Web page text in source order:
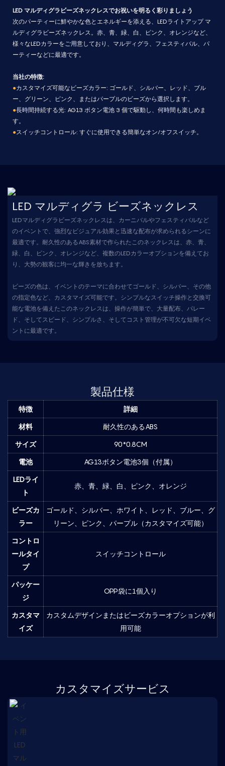
LED マルディグラビーズネックレスでお祝いを明るく彩りましょう
次のパーティーに鮮やかな色とエネルギーを添える、LEDライトアップ マ
ルディグラビーズネックレス。赤、青、緑、白、ピンク、オレンジなど、
様々なLEDカラーをご用意しており、マルディグラ、フェスティバル、パ
ーティーなどに最適です。
当社の特徴:
●カスタマイズ可能なビーズカラー: ゴールド、シルバー、レッド、ブル
ー、グリーン、ピンク、またはパープルのビーズから選択します。
●長時間持続する光: AG13 ボタン電池 3 個で駆動し、何時間も楽しめま
す。
●スイッチコントロール: すぐに使用できる簡単なオン/オフスイッチ。
LED マルディグラ ビーズネックレス
LEDマルディグラビーズネックレスは、カーニバルやフェスティバルなど
のイベントで、強烈なビジュアル効果と迅速な配布が求められるシーンに
最適です。耐久性のあるABS素材で作られたこのネックレスは、赤、青、
緑、白、ピンク、オレンジなど、複数のLEDカラーオプションを備えてお
り、大勢の観客に均一な輝きを放ちます。
ビーズの色は、イベントのテーマに合わせてゴールド、シルバー、その他
の指定色など、カスタマイズ可能です。シンプルなスイッチ操作と交換可
能な電池を備えたこのネックレスは、操作が簡単で、大量配布、パレー
ド、そしてスピード、シンプルさ、そしてコスト管理が不可欠な短期イベ
ントに最適です。
製品仕様
特徴 詳細
材料 耐久性のあるABS
サイズ 90*0.8CM
電池 AG13ボタン電池3個（付属）
LEDライ
ト
赤、青、緑、白、ピンク、オレンジ
ビーズカ
ラー
ゴールド、シルバー、ホワイト、レッド、ブルー、グ
リーン、ピンク、パープル（カスタマイズ可能）
コントロ
ールタイ
プ
スイッチコントロール
パッケー
ジ
OPP袋に1個入り
カスタマ
イズ
カスタムデザインまたはビーズカラーオプションが利
用可能
カスタマイズサービス